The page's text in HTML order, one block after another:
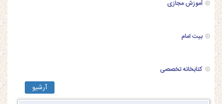
آرشیو
آموزش مجازی
بیت امام
کتابخانه تخصصی